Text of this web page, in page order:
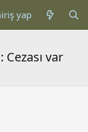
yap
var